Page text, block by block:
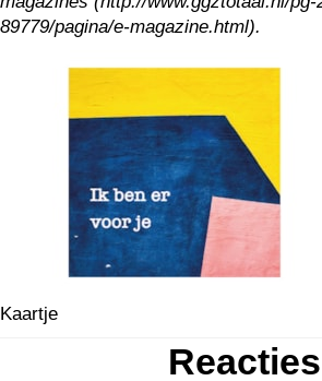
89779/pagina/e-magazine.html).
Kaartje
Reacties